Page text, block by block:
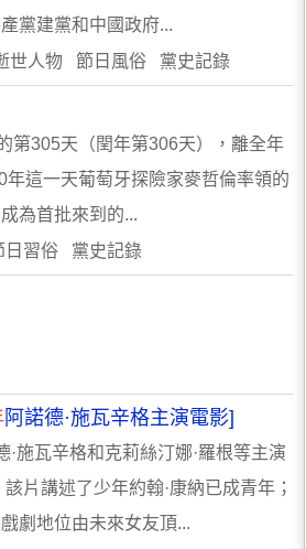
黨建黨和中國政府...
世人物 節日風俗 黨史記錄
第305天（閏年第306天），離全年
年這一天葡萄牙探險家麥哲倫率領的
為首批來到的...
習俗 黨史記錄
阿諾德·施瓦辛格主演電影]
·施瓦辛格和克莉絲汀娜·羅根等主演
片講述了少年約翰·康納已成青年；
劇地位由未來女友頂...